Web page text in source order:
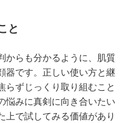
と
からも分かるように、肌質
器です。正しい使い方と継
らずじっくり取り組むこと
悩みに真剣に向き合いたい
上で試してみる価値があり